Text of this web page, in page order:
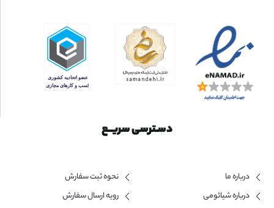
دسـترسی سریــع
درباره ما
درباره شیائومی
نحوه ثبت سفارش
رویه ارسال سفارش